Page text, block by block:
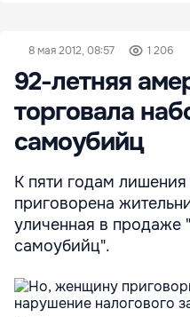
8 мая 2012, 08:57 1 206
92-летняя
торговала
самоубийц
К пяти годам
приговорена
уличенная в продаже
самоубийц".